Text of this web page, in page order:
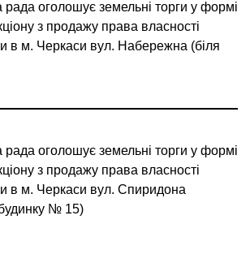
рада оголошує земельні торги у формі
з продажу права власності
в м. Черкаси вул. Набережна (біля
рада оголошує земельні торги у формі
з продажу права власності
в м. Черкаси вул. Спиридона
№ 15)